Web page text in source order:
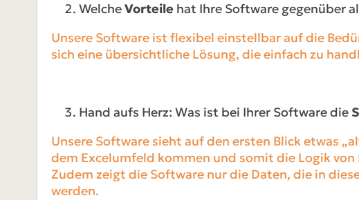
WelcheVorteilehat Ihre Software gegenüber
Unsere Software ist flexibel einstellbar auf die
sich eine übersichtliche Lösung, die einfach zu
Hand aufs Herz: Was ist bei Ihrer Software die
Unsere Software sieht auf den ersten Blick etwas
dem Excelumfeld kommen und somit die Logik
Zudem zeigt die Software nur die Daten, die in
werden.